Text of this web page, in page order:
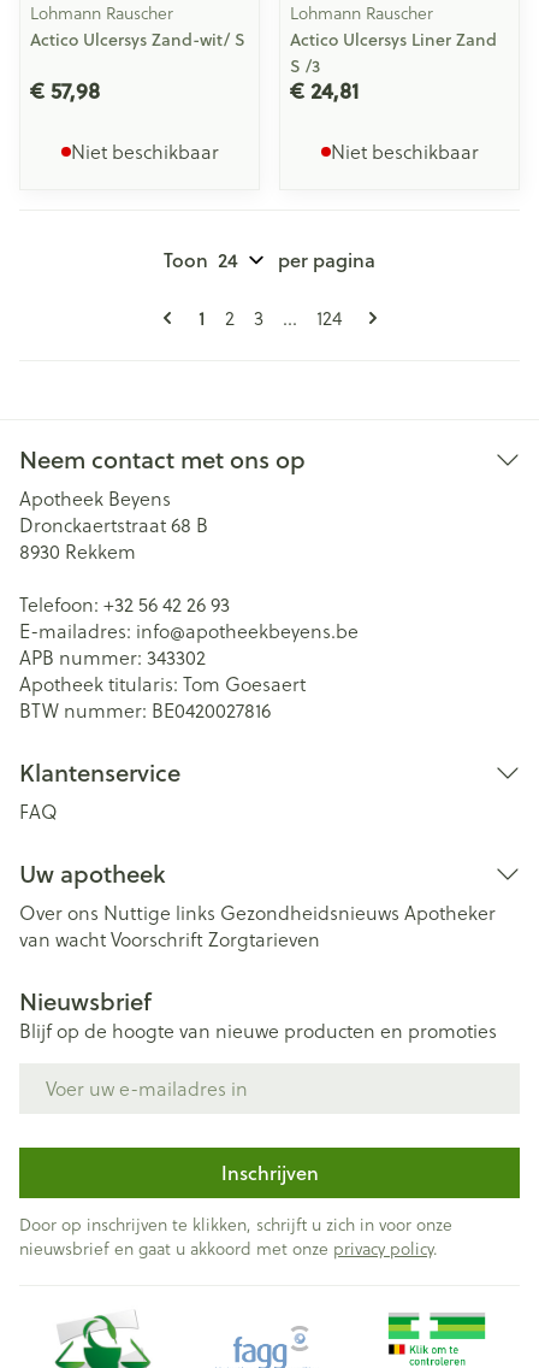
Lohmann Rauscher
Actico Ulcersys Zand-wit/ S
€ 57,98
Niet beschikbaar
Lohmann Rauscher
Actico Ulcersys Liner Zand
S /3
€ 24,81
Niet beschikbaar
Pagina's
U lees momenteel pagina
1 Pagina
2 Pagina
3 ... Pagina
124
Toon per pagina
Neem contact met ons op
Apotheek Beyens
Dronckaertstraat 68 B
8930 Rekkem
Telefoon: +32 56 42 26 93
E-mailadres: info@apotheekbeyens.be
APB nummer: 343302
Apotheek titularis: Tom Goesaert
BTW nummer: BE0420027816
Klantenservice
FAQ
Uw apotheek
Over ons Nuttige links Gezondheidsnieuws Apotheker
van wachtVoorschriftZorgtarieven
Nieuwsbrief
Blijf op de hoogte van nieuwe producten en promoties
Inschrijven
Door op inschrijven te klikken, schrijft u zich in voor onze
nieuwsbrief en gaat u akkoord met onze privacy policy.